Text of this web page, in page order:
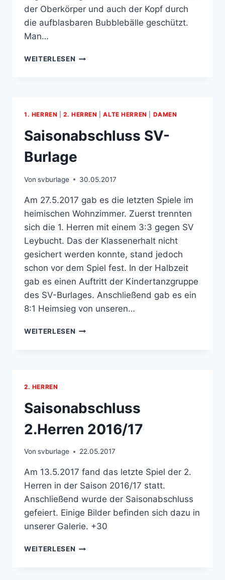
der Oberkörper und auch der Kopf durch
die aufblasbaren Bubblebälle geschützt.
Man…
WEITERLESEN 1.
1. HERREN |2. HERREN |ALTE HERREN DAMEN
Saisonabschluss SV-
Burlage
Von svburlage 30.05.2017
Am 27.5.2017 gab es die letzten Spiele im
heimischen Wohnzimmer. Zuerst trennten
sich die 1. Herren mit einem 3:3 gegen SV
Leybucht. Das der Klassenerhalt nicht
gesichert werden konnte, stand jedoch
schon vor dem Spiel fest. In der Halbzeit
gab es einen Auftritt der Kindertanzgruppe
des SV-Burlages. Anschließend gab es ein
8:1 Heimsieg von unseren…
WEITERLESEN SAISONABSCHLUSS
2. HERREN
Saisonabschluss
2.Herren 2016/17
Von svburlage 22.05.2017
Am 13.5.2017 fand das letzte Spiel der 2.
Herren in der Saison 2016/17 statt.
Anschließend wurde der Saisonabschluss
gefeiert. Einige Bilder befinden sich dazu in
unserer Galerie. +30
WEITERLESEN SAISONABSCHLUSS